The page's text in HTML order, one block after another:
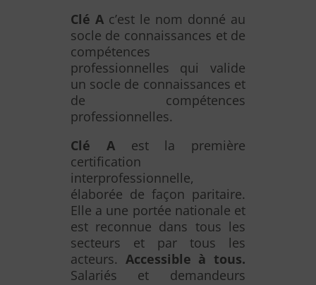
Clé Ac’est le nom donné au
socle de connaissances et de
compétences
professionnelles qui valide
un socle de connaissances et
de compétences
professionnelles.
Clé Aest la première
certification
interprofessionnelle,
élaborée de façon paritaire.
Elle a une portée nationale et
est reconnue dans tous les
secteurs et par tous les
acteurs. Accessible à tous.
Salariés et demandeurs